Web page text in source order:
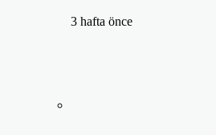
3 hafta önce